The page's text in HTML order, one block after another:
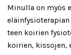
Minulla on myös
eläinfysioterapian
teen koirien
koirien, kissojen,